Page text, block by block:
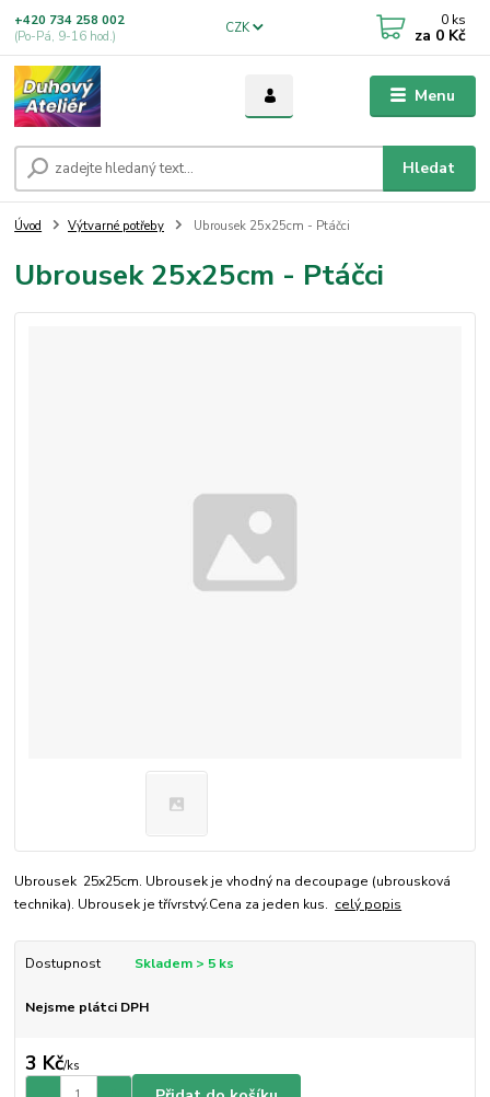
Menu
CZK
Hledat
+420 734 258 002
(Po-Pá, 9-16 hod.)
0 ks
za 0 Kč
Úvod Výtvarné potřeby Ubrousek 25x25cm - Ptáčci
Ubrousek 25x25cm - Ptáčci
Ubrousek 25x25cm. Ubrousek je vhodný na decoupage (ubrousková
technika). Ubrousek je třívrstvý.Cena za jeden kus. celý popis
Dostupnost Skladem > 5 ks
Nejsme plátci DPH
3 Kč/ks